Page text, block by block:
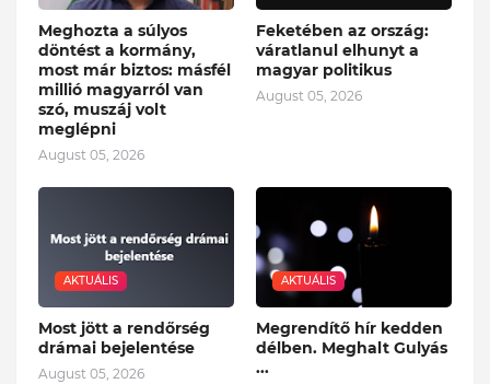
Meghozta a súlyos
döntést a kormány,
most már biztos: másfél
millió magyarról van
szó, muszáj volt
meglépni
August 05, 2026
Feketében az ország:
váratlanul elhunyt a
magyar politikus
August 05, 2026
AKTUÁLIS
Most jött a rendőrség
drámai bejelentése
August 05, 2026
AKTUÁLIS
Megrendítő hír kedden
délben. Meghalt Gulyás
...